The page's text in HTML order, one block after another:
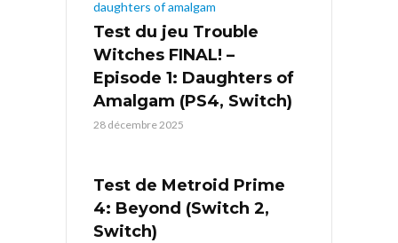
Test du jeu Trouble
Witches FINAL! –
Episode 1: Daughters of
Amalgam (PS4, Switch)
28 décembre 2025
Test de Metroid Prime
4: Beyond (Switch 2,
Switch)